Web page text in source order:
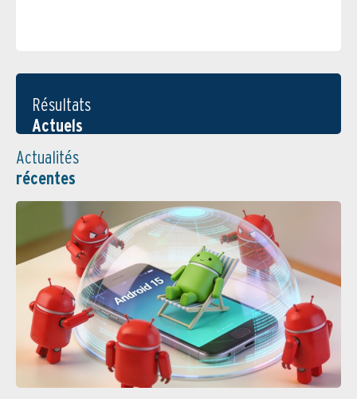
Résultats
Actuels
Actualités
récentes